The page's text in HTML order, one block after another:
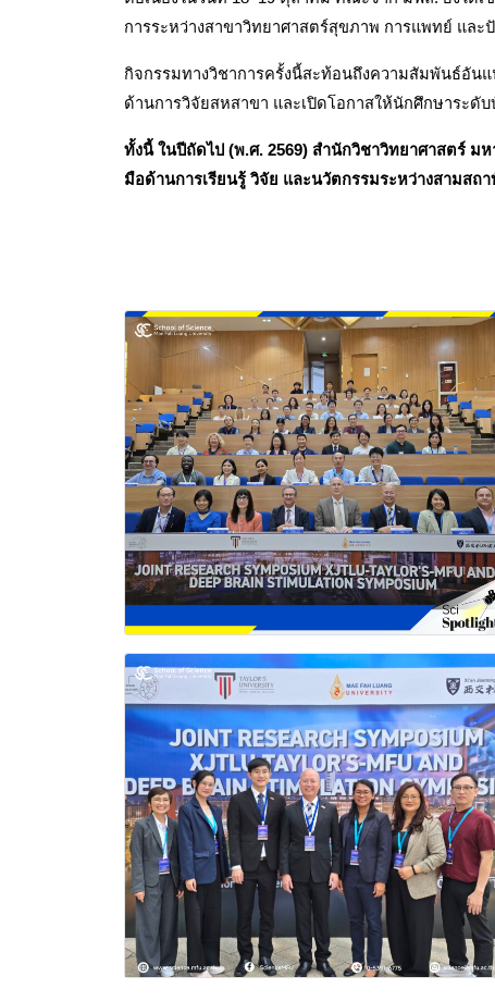
การระหว่างสาขาวิทยาศาสตร์สุขภาพ การแพทย์ แล
กิจกรรมทางวิชาการครั้งนี้สะท้อนถึงความสัมพันธ์อัน
ด้านการวิจัยสหสาขา และเปิดโอกาสให้นักศึกษาระ
ทั้งนี้ ในปีถัดไป (พ.ศ. 2569) สำนักวิชาวิทยาศาสตร์ ม
มือด้านการเรียนรู้ วิจัย และนวัตกรรมระหว่างสามสถ